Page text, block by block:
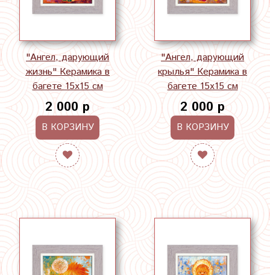
"Ангел, дарующий
жизнь" Керамика в
багете 15х15 см
2 000 р
В КОРЗИНУ
"Ангел, дарующий
крылья" Керамика в
багете 15х15 см
2 000 р
В КОРЗИНУ